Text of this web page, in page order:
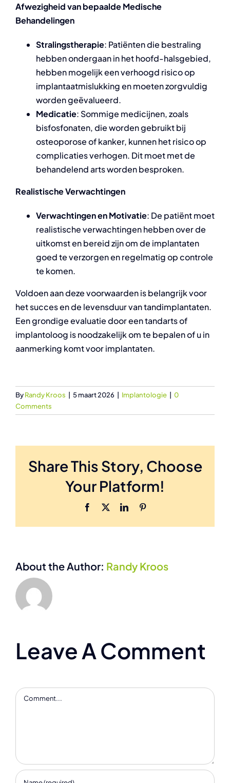
Afwezigheid van bepaalde Medische
Behandelingen
Stralingstherapie: Patiënten die bestraling
hebben ondergaan in het hoofd-halsgebied,
hebben mogelijk een verhoogd risico op
implantaatmislukking en moeten zorgvuldig
worden geëvalueerd.
Medicatie: Sommige medicijnen, zoals
bisfosfonaten, die worden gebruikt bij
osteoporose of kanker, kunnen het risico op
complicaties verhogen. Dit moet met de
behandelend arts worden besproken.
Realistische Verwachtingen
Verwachtingen en Motivatie: De patiënt moet
realistische verwachtingen hebben over de
uitkomst en bereid zijn om de implantaten
goed te verzorgen en regelmatig op controle
te komen.
Voldoen aan deze voorwaarden is belangrijk voor
het succes en de levensduur van tandimplantaten.
Een grondige evaluatie door een tandarts of
implantoloog is noodzakelijk om te bepalen of u in
aanmerking komt voor implantaten.
ByRandy Kroos 5 maart 2026 Implantologie
0
Comments
Share This Story, Choose
Your Platform!
Facebook LinkedIn
About the Author: Randy Kroos
Leave A Comment
Comment